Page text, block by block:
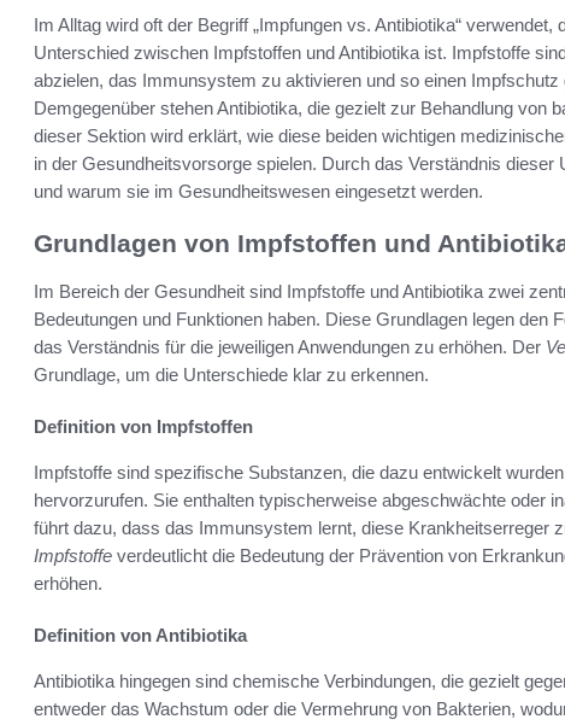
Im Alltag wird oft der Begriff „Impfungen vs. Antibiotika“
Unterschied zwischen Impfstoffen und Antibiotika ist. Impfstoffe
abzielen, das Immunsystem zu aktivieren und so einen
Demgegenüber stehen Antibiotika, die gezielt zur Behandlung von
dieser Sektion wird erklärt, wie diese beiden wichtigen
in der Gesundheitsvorsorge spielen. Durch das Verständnis
und warum sie im Gesundheitswesen eingesetzt werden.
Grundlagen von Impfstoffen und
Im Bereich der Gesundheit sind Impfstoffe und Antibiotika zwei
Bedeutungen und Funktionen haben. Diese Grundlagen legen den
das Verständnis für die jeweiligen Anwendungen zu erhöhen. Der
Grundlage, um die Unterschiede klar zu erkennen.
Definition von Impfstoffen
Impfstoffe sind spezifische Substanzen, die dazu entwickelt
hervorzurufen. Sie enthalten typischerweise abgeschwächte oder
führt dazu, dass das Immunsystem lernt, diese Krankheitserreger
Impfstoffe verdeutlicht die Bedeutung der Prävention von
erhöhen.
Definition von Antibiotika
Antibiotika hingegen sind chemische Verbindungen, die gezielt
entweder das Wachstum oder die Vermehrung von Bakterien,